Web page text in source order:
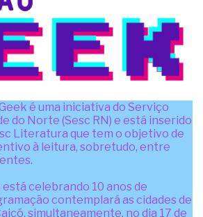
é uma iniciativa do Serviço
do Norte (Sesc RN) e está inserido
Literatura que tem o objetivo de
à leitura, sobretudo, entre
celebrando 10 anos de
contemplará as cidades de
simultaneamente, no dia 17 de